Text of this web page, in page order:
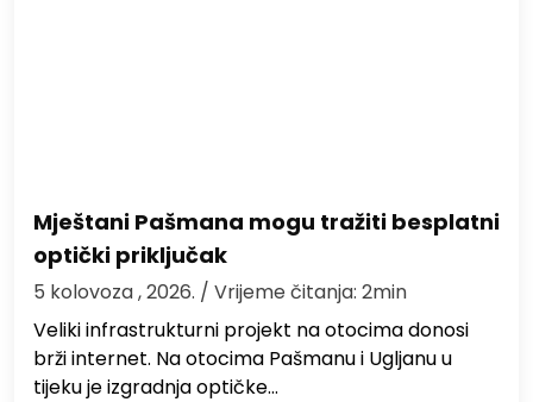
Mještani Pašmana mogu tražiti besplatni
optički priključak
5 kolovoza , 2026. / Vrijeme čitanja: 2min
Veliki infrastrukturni projekt na otocima donosi
brži internet. Na otocima Pašmanu i Ugljanu u
tijeku je izgradnja optičke…